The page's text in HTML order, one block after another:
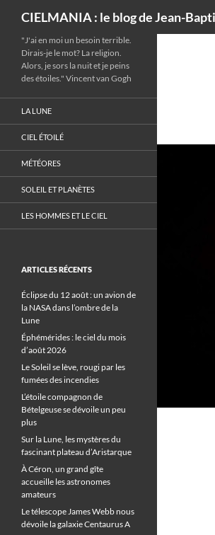
CIELMANIA : le blog de Jean-
"J'ai en moi un besoin terrible.
Dirais-je le mot? La religion.
Alors, je sors la nuit et je peins
des étoiles." Vincent van Gogh
LA LUNE
CIEL ÉTOILÉ
MÉTÉORES
SOLEIL ET PLANÈTES
LES HOMMES ET LE CIEL
ARTICLES RÉCENTS
Éclipse du 12 août : un avion de
la NASA dans l’ombre de la
Lune
Éphémérides : le ciel du mois
d’août 2026
Le Soleil se lève, rougi par les
fumées des incendies
L’étoile compagnon de
Bételgeuse se dévoile un peu
plus
Sur la Lune, les mystères du
fascinant plateau d’Aristarque
À Céron, un grand gîte
accueille les astronomes
amateurs
Le télescope James Webb nous
dévoile la galaxie Centaurus A